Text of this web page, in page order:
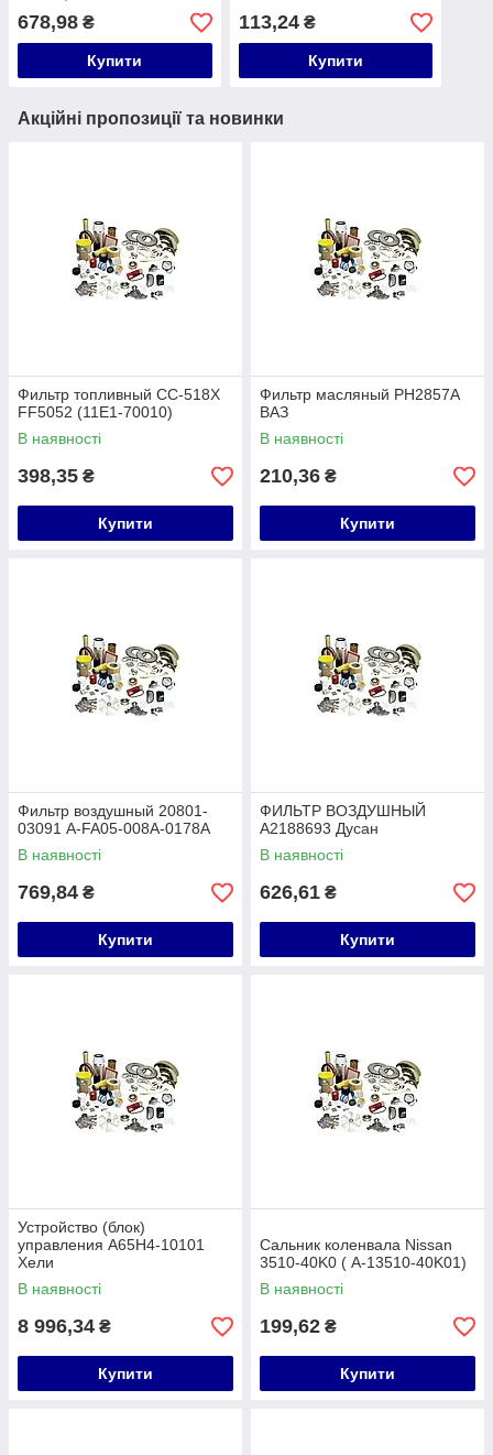
678,98 ₴
Купити
113,24₴
Купити
Акційні пропозиції та новинки
Фильтр топливный CC-518X
FF5052 (11E1-70010)
В наявності
398,35 ₴
Купити
Фильтр масляный PH2857A
ВАЗ
В наявності
210,36 ₴
Купити
Фильтр воздушный 20801-
03091 A-FA05-008A-0178A
В наявності
769,84 ₴
Купити
ФИЛЬТР ВОЗДУШНЫЙ
A2188693 Дусан
В наявності
626,61 ₴
Купити
Устройство (блок)
управления A65H4-10101
Хели
В наявності
8 996,34 ₴
Купити
Сальник коленвала Nissan
3510-40K0 ( A-13510-40K01)
В наявності
199,62 ₴
Купити